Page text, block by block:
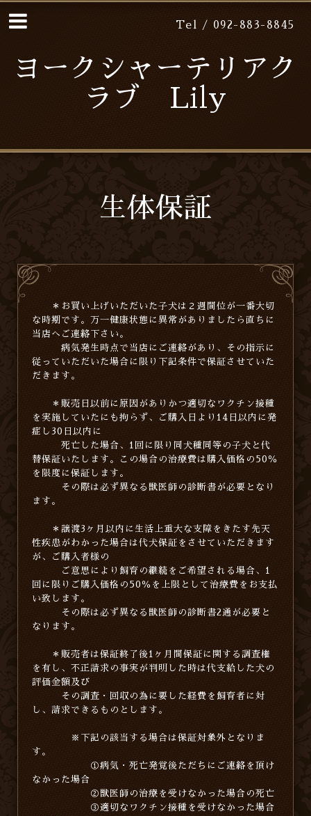
Tel / 092-883-8845
ヨークシャーテリアク
ラブ Lily
生体保証
＊お買い上げいただいた子犬は２週間位が一番大切
な時期です。万一健康状態に異常がありましたら直ちに
当店へご連絡下さい。
病気発生時点で当店にご連絡があり、その指示に
従っていただいた場合に限り下記条件で保証させていた
だきます。
＊販売日以前に原因がありかつ適切なワクチン接種
を実施していたにも拘らず、ご購入日より14日以内に発
症し30日以内に
死亡した場合、1回に限り同犬種同等の子犬と代
替保証いたします。この場合の治療費は購入価格の50％
を限度に保証します。
その際は必ず異なる獣医師の診断書が必要となり
ます。
＊譲渡3ヶ月以内に生活上重大な支障をきたす先天
性疾患がわかった場合は代犬保証をさせていただきます
が、ご購入者様の
ご意思により飼育の継続をご希望される場合、1
回に限りご購入価格の50％を上限として治療費をお支払
い致します。
その際は必ず異なる獣医師の診断書2通が必要と
なります。
＊販売者は保証終了後1ヶ月間保証に関する調査権
を有し、不正請求の事実が判明した時は代支給した犬の
評価金額及び
その調査・回収の為に要した経費を飼育者に対
し、請求できるものとします。
※下記の該当する場合は保証対象外となりま
す。
①病気・死亡発覚後ただちにご連絡を頂け
なかった場合
②獣医師の治療を受けなかった場合の死亡
③適切なワクチン接種を受けなかった場合